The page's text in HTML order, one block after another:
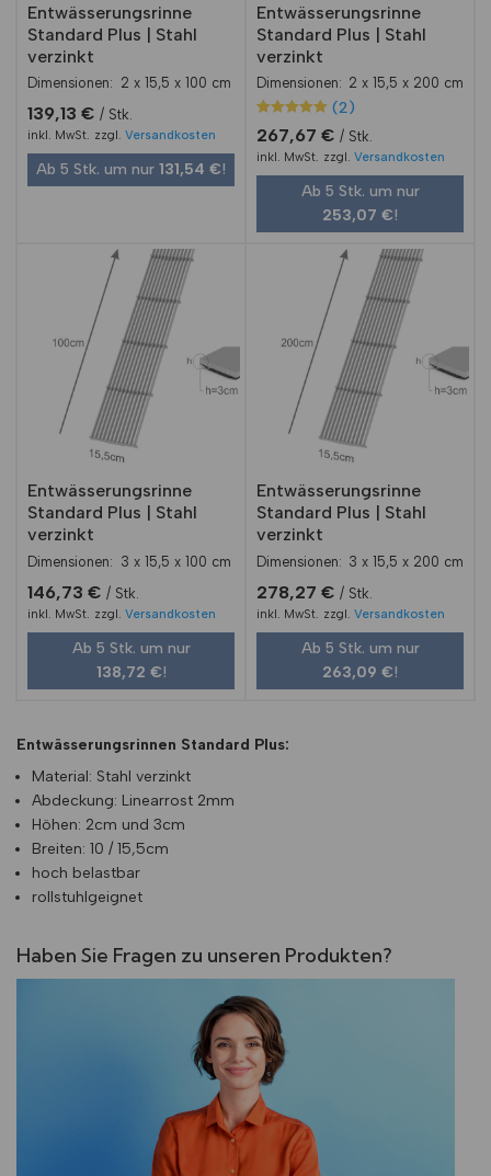
Entwässerungsrinne
Standard Plus | Stahl
verzinkt
Dimensionen: 2 x 15,5 x 100 cm
139,13 € Stk.
inkl. MwSt. zzgl. Versandkosten
Ab 5 Stk. um nur 131,54 €!
Entwässerungsrinne
Standard Plus | Stahl
verzinkt
Dimensionen: 2 x 15,5 x 200 cm
5.00
von 5,
basierend
auf
Kundenbewe
(2)
267,67 € Stk.
inkl. MwSt. zzgl. Versandkosten
Ab 5 Stk. um nur
253,07 €!
Entwässerungsrinne
Standard Plus | Stahl
verzinkt
Dimensionen: 3 x 15,5 x 100 cm
146,73 € Stk.
inkl. MwSt. zzgl. Versandkosten
Ab 5 Stk. um nur
138,72 €!
Entwässerungsrinne
Standard Plus | Stahl
verzinkt
Dimensionen: 3 x 15,5 x 200 cm
278,27 € Stk.
inkl. MwSt. zzgl. Versandkosten
Ab 5 Stk. um nur
263,09 €!
Entwässerungsrinnen Standard Plus:
Material: Stahl verzinkt
Abdeckung: Linearrost 2mm
Höhen: 2cm und 3cm
Breiten: 10 / 15,5cm
hoch belastbar
rollstuhlgeignet
Haben Sie Fragen zu unseren Produkten?